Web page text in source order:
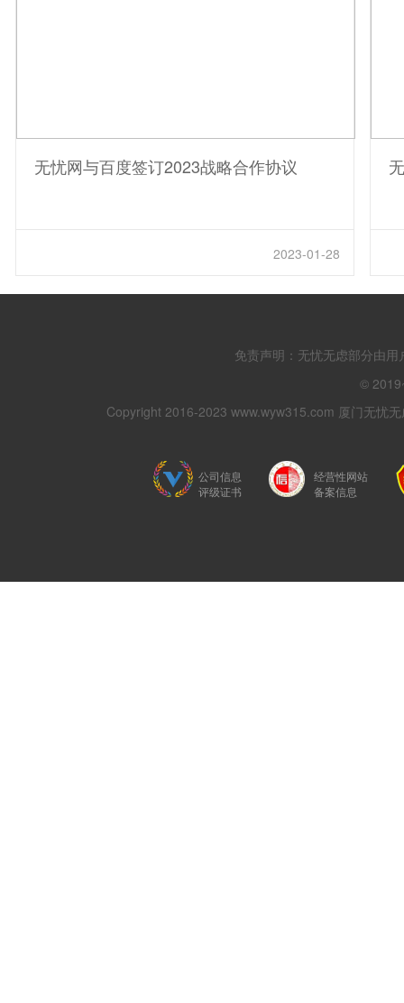
无忧网与百度签订2023战略合作协议
2023-01-28
免责声明：无忧无虑部分由
©
Copyright 2016-2023 www.wyw315.com 厦门无忧
公司信息
评级证书
经营性网站
备案信息